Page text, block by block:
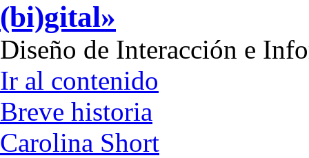
(bi)gital»
Diseño de Interacción e
Ir al contenido
Breve historia
Carolina Short